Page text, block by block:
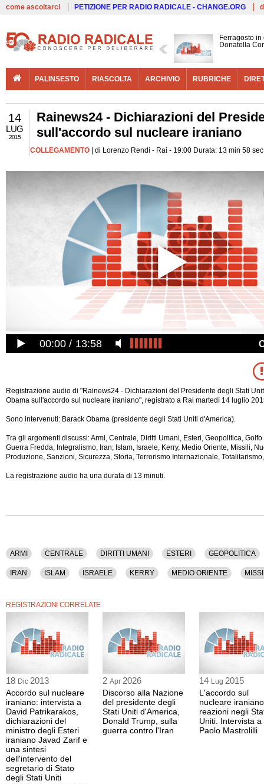
come ascoltarci PETIZIONE PER RADIO RADICALE - CHANGE.ORG
Ferragosto
Donatella
PALINSESTO RIASCOLTA ARCHIVIO RUBRICHE
14
LUG
2015
Rainews24 - Dichiarazioni del
sull'accordo sul nucleare iraniano
COLLEGAMENTO | di Lorenzo Rendi - Rai - 19:00 Durata: 13 min 58 sec
00:00 13:58
Registrazione audio di "Rainews24 - Dichiarazioni del Presidente degli Stati
Obama sull'accordo sul nucleare iraniano", registrato a Rai martedì 14 luglio
Sono intervenuti: Barack Obama (presidente degli Stati Uniti d'America).
Tra gli argomenti discussi: Armi, Centrale, Diritti Umani, Esteri, Geopolitica,
Guerra Fredda, Integralismo, Iran, Islam, Israele, Kerry, Medio Oriente, Missili,
Produzione, Sanzioni, Sicurezza, Storia, Terrorismo Internazionale,
La registrazione audio ha una durata di 13 minuti.
ARMI CENTRALE DIRITTI UMANI ESTERI GEOPOLITICA
IRAN ISLAM ISRAELE KERRY MEDIO ORIENTE
REGISTRAZIONI CORRELATE
18 Dic 2013
Accordo sul nucleare
iraniano: intervista a
David Patrikarakos,
dichiarazioni del
ministro degli Esteri
iraniano Javad Zarif e
una sintesi
dell'intervento del
segretario di Stato
degli Stati Uniti
2 Apr 2026
Discorso alla Nazione
del presidente degli
Stati Uniti d'America,
Donald Trump, sulla
guerra contro l'Iran
14 Lug 2015
L'accordo sul
nucleare
reazioni negli
Uniti. Intervista a
Paolo Mastrolilli